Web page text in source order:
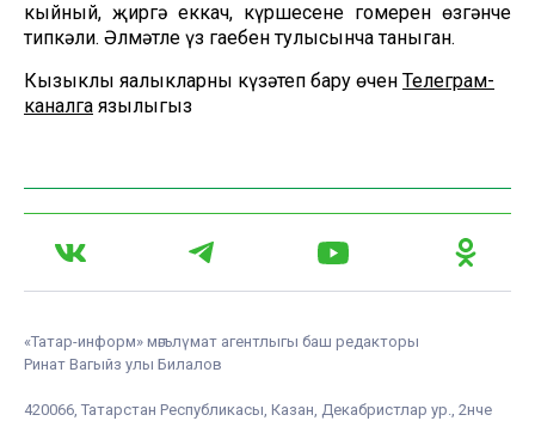
кыйный, җиргә еккач, күршесенең гомерен өзгәнче
типкәли. Әлмәтле үз гаебен тулысынча таныган.
Кызыклы яңалыкларны күзәтеп бару өчен Телеграм-
каналга язылыгыз
«Татар-информ» мәгълүмат агентлыгы баш редакторы
Ринат Вагыйз улы Билалов
420066, Татарстан Республикасы, Казан, Декабристлар ур., 2нче